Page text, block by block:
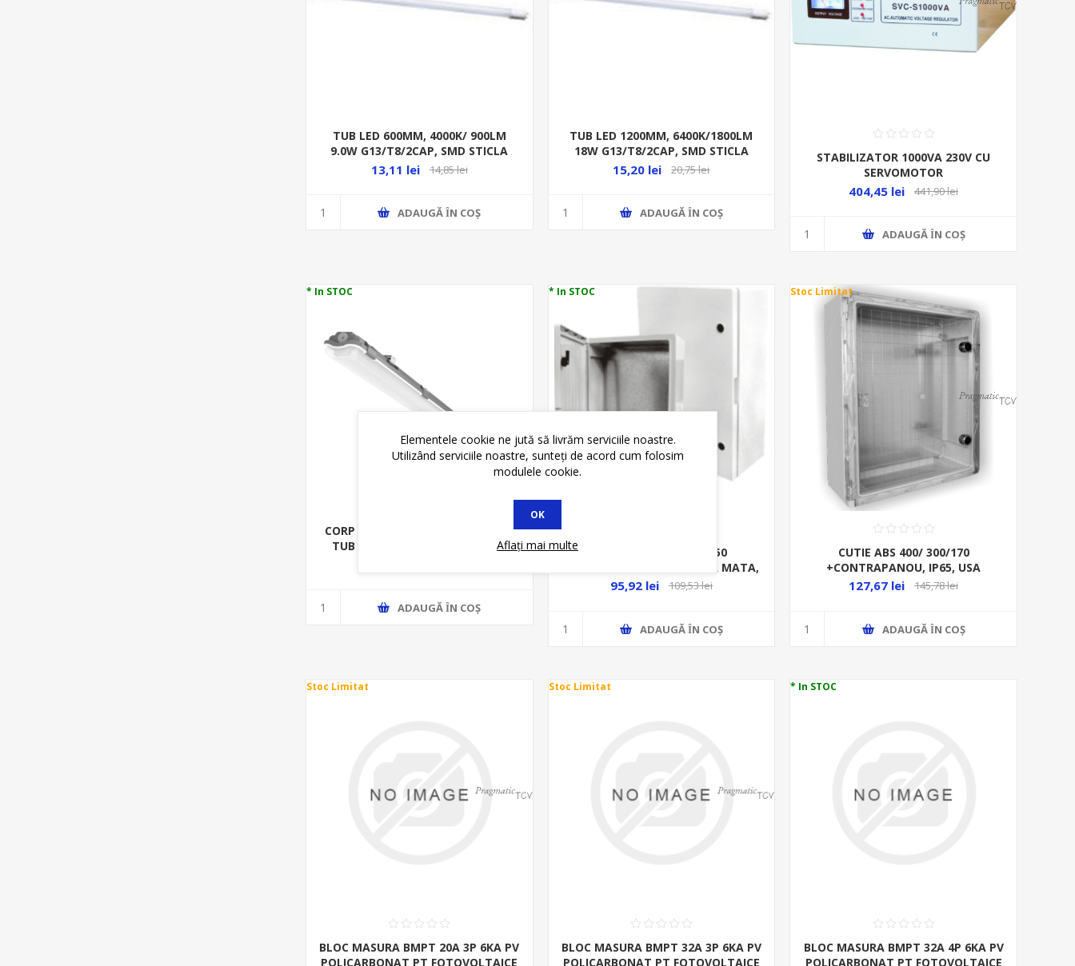
TUB LED 600MM, 4000K/ 900LM
9.0W G13/T8/2CAP, SMD STICLA
RITONI
13,11 lei 14,85 lei
ADAUGĂ ȊN COŞ
TUB LED 1200MM, 6400K/1800LM
18W G13/T8/2CAP, SMD STICLA
RITONI
15,20 lei 20,75 lei
ADAUGĂ ȊN COŞ
STABILIZATOR 1000VA 230V CU
SERVOMOTOR
404,45 lei 441,90 lei
ADAUGĂ ȊN COŞ
* In STOC
CORP IL IP65, 1200MM, PENTRU 2-
TUB LED G13/T8/2CAP, 230VAC,
ADAUGĂ ȊN COŞ
* In STOC
CUTIE ABS 350/ 250/150
+CONTRAPANOU, IP65, USA MATA,
( MIP )
95,92 lei 109,53 lei
ADAUGĂ ȊN COŞ
Stoc Limitat
CUTIE ABS 400/ 300/170
+CONTRAPANOU, IP65, USA
TRANSPARENTA,
127,67 lei 145,78 lei
ADAUGĂ ȊN COŞ
Stoc Limitat
BLOC MASURA BMPT 20A 3P 6KA PV
POLICARBONAT PT FOTOVOLTAICE
Stoc Limitat
BLOC MASURA BMPT 32A 3P 6KA PV
POLICARBONAT PT FOTOVOLTAICE
* In STOC
BLOC MASURA BMPT 32A 4P 6KA PV
POLICARBONAT PT FOTOVOLTAICE
Elementele cookie ne jută să livrăm serviciile noastre.
Utilizând serviciile noastre, sunteți de acord cum folosim
modulele cookie.
OK
Aflați mai multe